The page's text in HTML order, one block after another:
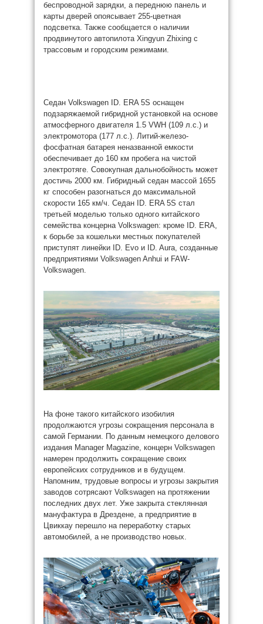
беспроводной зарядки, а переднюю панель и
карты дверей опоясывает 255-цветная
подсветка. Также сообщается о наличии
продвинутого автопилота Xingyun Zhixing с
трассовым и городским режимами.
Седан Volkswagen ID. ERA 5S оснащен
подзаряжаемой гибридной установкой на основе
атмосферного двигателя 1.5 VWH (109 л.с.) и
электромотора (177 л.с.). Литий-железо-
фосфатная батарея неназванной емкости
обеспечивает до 160 км пробега на чистой
электротяге. Совокупная дальнобойность может
достичь 2000 км. Гибридный седан массой 1655
кг способен разогнаться до максимальной
скорости 165 км/ч. Седан ID. ERA 5S стал
третьей моделью только одного китайского
семейства концерна Volkswagen: кроме ID. ERA,
к борьбе за кошельки местных покупателей
приступят линейки ID. Evo и ID. Aura, созданные
предприятиями Volkswagen Anhui и FAW-
Volkswagen.
На фоне такого китайского изобилия
продолжаются угрозы сокращения персонала в
самой Германии. По данным немецкого делового
издания Manager Magazine, концерн Volkswagen
намерен продолжить сокращение своих
европейских сотрудников и в будущем.
Напомним, трудовые вопросы и угрозы закрытия
заводов сотрясают Volkswagen на протяжении
последних двух лет. Уже закрыта стеклянная
мануфактура в Дрездене, а предприятие в
Цвиккау перешло на переработку старых
автомобилей, а не производство новых.